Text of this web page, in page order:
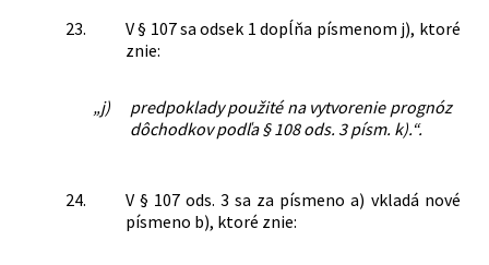
23.
V § 107 sa odsek 1 dopĺňa písmenom j), ktoré
znie:
„j)
predpoklady použité na vytvorenie prognóz
dôchodkov podľa § 108 ods. 3 písm. k).“.
24.
V § 107 ods. 3 sa za písmeno a) vkladá nové
písmeno b), ktoré znie: